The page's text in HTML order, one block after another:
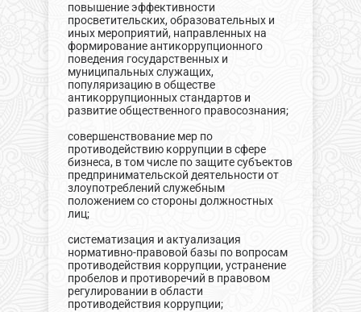
повышение эффективности
просветительских, образовательных и
иных мероприятий, направленных на
формирование антикоррупционного
поведения государственных и
муниципальных служащих,
популяризацию в обществе
антикоррупционных стандартов и
развитие общественного правосознания;
совершенствование мер по
противодействию коррупции в сфере
бизнеса, в том числе по защите субъектов
предпринимательской деятельности от
злоупотреблений служебным
положением со стороны должностных
лиц;
систематизация и актуализация
нормативно-правовой базы по вопросам
противодействия коррупции, устранение
пробелов и противоречий в правовом
регулировании в области
противодействия коррупции;